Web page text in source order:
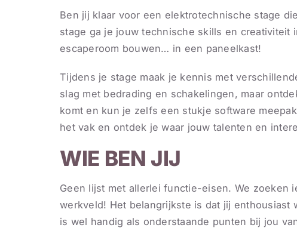
Ben jij klaar voor een elektrotechnische stage
stage ga je jouw technische skills en creativiteit
escaperoom bouwen… in een paneelkast!
Tijdens je stage maak je kennis met
slag met bedrading en schakelingen, maar
komt en kun je zelfs een stukje software
het vak en ontdek je waar jouw talenten en
WIE BEN JIJ
Geen lijst met allerlei functie-eisen. We zoeken
werkveld! Het belangrijkste is dat jij enthousiast
is wel handig als onderstaande punten bij jou